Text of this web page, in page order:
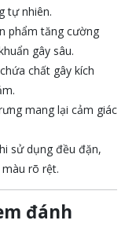
tự nhiên.
phẩm tăng cường
gây sâu.
chất gây kích
mang lại cảm giác
sử dụng đều đặn,
rõ rệt.
đánh